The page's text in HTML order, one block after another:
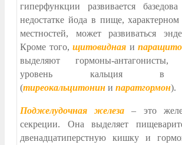
гиперфункции развивается
недостатке йода в пище,
местностей, может развиваться
Кроме того,щитовидная и
выделяют гормоны-антагонисты,
уровень кальция в
(тиреокальцитонин и паратгормон).
Поджелудочная железа – это
секреции. Она выделяет
двенадцатиперстную кишку и